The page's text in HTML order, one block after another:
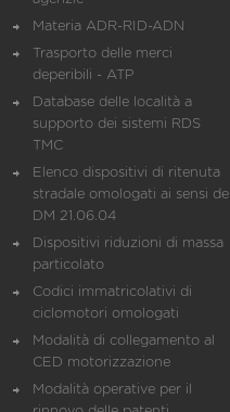
Materia ADR-RID-ADN
Trasporto delle merci
deperibili - ATP
Database delle località a
supporto dei sistemi RDS
TMC
Elenco dispositivi di ritenuta
stradale omologati ai sensi del
DM 21.06.04
Dispositivi riduzioni di massa
particolato
Codici immatricolativi di
ciclomotori omologati
Modalità di collegamento al
CED motorizzazione
Modalità operative per il